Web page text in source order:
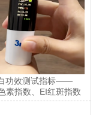
功效测试指标——
素指数、EI红斑指数